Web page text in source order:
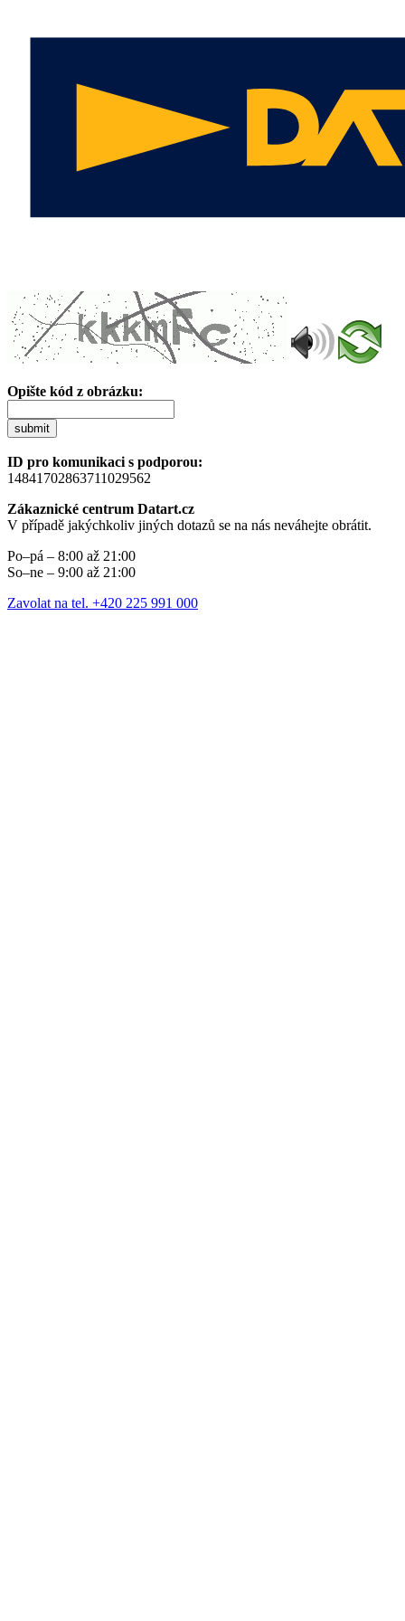
Opište kód z obrázku:
submit
ID pro komunikaci s podporou:
14841702863711029562
Zákaznické centrum Datart.cz
V případě jakýchkoliv jiných dotazů se na nás neváhejte obrátit.
Po–pá – 8:00 až 21:00
So–ne – 9:00 až 21:00
Zavolat na tel. +420 225 991 000